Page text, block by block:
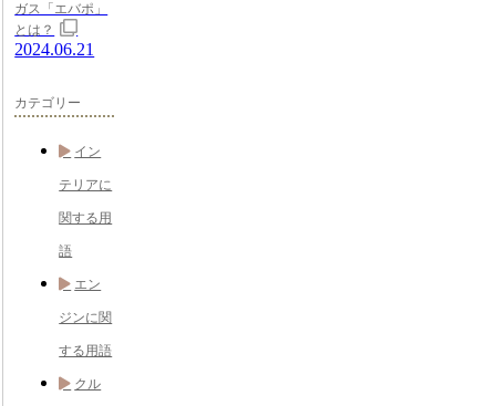
ガス「エバポ」
とは？
2024.06.21
カテゴリー
イン
テリアに
関する用
語
エン
ジンに関
する用語
クル